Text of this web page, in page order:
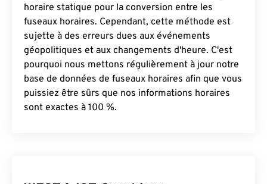
horaire statique pour la conversion entre les
fuseaux horaires. Cependant, cette méthode est
sujette à des erreurs dues aux événements
géopolitiques et aux changements d'heure. C'est
pourquoi nous mettons régulièrement à jour notre
base de données de fuseaux horaires afin que vous
puissiez être sûrs que nos informations horaires
sont exactes à 100 %.